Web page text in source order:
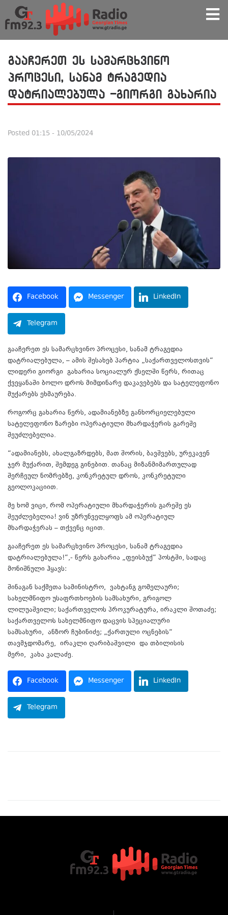
გააჩერეთ ეს სამარცხვინო
პროცესი, სანამ ტრაგედია
დატრიალებულა -გიორგი გახარია
Posted 01:15 - 10/05/2024
Facebook Messenger LinkedIn
Telegram
გააჩერეთ ეს სამარცხვინო პროცესი, სანამ ტრაგედია
დატრიალებულა, – ამის შესახებ პარტია „საქართველოსთვის“
ლიდერი გიორგი გახარია სოციალურ ქსელში წერს, რითაც
ქვეყანაში ბოლო დროს მიმდინარე დაკავებებს და სატელეფონო
მუქარებს ეხმაურება.
როგორც გახარია წერს, ადამიანებზე განხორციელებული
სატელეფონო ზარები ოპერატიული მხარდაჭერის გარეშე
შეუძლებელია.
“ადამიანებს, ახალგაზრდებს, მათ შორის, ბავშვებს, ურეკავენ
ჯერ მუქარით, შემდეგ გინებით. თანაც მიზანმიმართულად
შერჩეულ ნომრებზე, კონკრეტულ დროს, კონკრეტული
გეოლოკაციით.
მე ხომ ვიცი, რომ ოპერატიული მხარდაჭერის გარეშე ეს
შეუძლებელია! ვინ უზრუნველყოფს ამ ოპერატიულ
მხარდაჭერას – თქვენც იცით.
გააჩერეთ ეს სამარცხვინო პროცესი, სანამ ტრაგედია
დატრიალებულა!“,- წერს გახარია „ფეისბუქ“ პოსტში, სადაც
მონიშნული ჰყავს:
შინაგან საქმეთა სამინისტრო, ვახტანგ გომელაური;
სახელმწიფო უსაფრთხოების სამსახური, გრიგოლ
ლილუაშვილი; საქართველოს პროკურატურა, ირაკლი შოთაძე;
საქართველოს სახელმწიფო დაცვის სპეციალური
სამსახური, ანზორ ჩუბინიძე; „ქართული ოცნების“
თავმჯდომარე, ირაკლი ღარიბაშვილი და თბილისის
მერი, კახა კალაძე.
Facebook Messenger LinkedIn
Telegram